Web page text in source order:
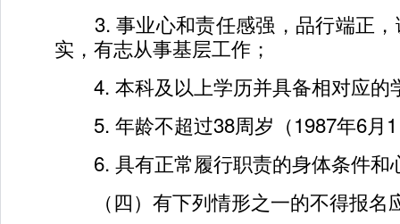
3. 事业心和责任感强，品行端正，
实，有志从事基层工作；
4. 本科及以上学历并具备相对应的
5. 年龄不超过38周岁（1987年6月1
6. 具有正常履行职责的身体条件和
（四）有下列情形之一的不得报名